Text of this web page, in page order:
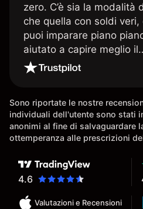
zero. C’è sia la modalità
che quella con soldi veri,
puoi imparare piano
aiutato a capire meglio il
trading. La consiglio a chi
senza esperienza.
Sono riportate le nostre
individuali dell'utente sono stati
anonimi al fine di salvaguardare
ottemperanza alle prescrizioni
4.6
Valutazioni e Recensioni